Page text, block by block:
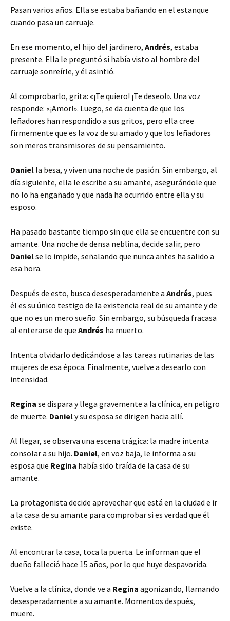
Pasan varios años. Ella se estaba bañando en el estanque
cuando pasa un carruaje.
En ese momento, el hijo del jardinero, Andrés, estaba
presente. Ella le preguntó si había visto al hombre del
carruaje sonreírle, y él asintió.
Al comprobarlo, grita: «¡Te quiero! ¡Te deseo!». Una voz
responde: «¡Amor!». Luego, se da cuenta de que los
leñadores han respondido a sus gritos, pero ella cree
firmemente que es la voz de su amado y que los leñadores
son meros transmisores de su pensamiento.
Daniel la besa, y viven una noche de pasión. Sin embargo, al
día siguiente, ella le escribe a su amante, asegurándole que
no lo ha engañado y que nada ha ocurrido entre ella y su
esposo.
Ha pasado bastante tiempo sin que ella se encuentre con su
amante. Una noche de densa neblina, decide salir, pero
Danielse lo impide, señalando que nunca antes ha salido a
esa hora.
Después de esto, busca desesperadamente a Andrés, pues
él es su único testigo de la existencia real de su amante y de
que no es un mero sueño. Sin embargo, su búsqueda fracasa
al enterarse de que Andrés ha muerto.
Intenta olvidarlo dedicándose a las tareas rutinarias de las
mujeres de esa época. Finalmente, vuelve a desearlo con
intensidad.
Regina se dispara y llega gravemente a la clínica, en peligro
de muerte. Daniely su esposa se dirigen hacia allí.
Al llegar, se observa una escena trágica: la madre intenta
consolar a su hijo. Daniel, en voz baja, le informa a su
esposa que Regina había sido traída de la casa de su
amante.
La protagonista decide aprovechar que está en la ciudad e ir
a la casa de su amante para comprobar si es verdad que él
existe.
Al encontrar la casa, toca la puerta. Le informan que el
dueño falleció hace 15 años, por lo que huye despavorida.
Vuelve a la clínica, donde ve a Regina agonizando, llamando
desesperadamente a su amante. Momentos después,
muere.